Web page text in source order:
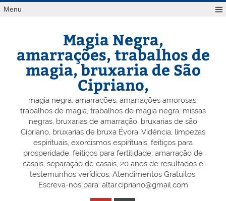
Skip
toMenu
Magia Negra,
amarrações, trabalhos de
magia, bruxaria de São
Cipriano,
magia negra, amarrações, amarrações amorosas,
trabalhos de magia, trabalhos de magia negra, missas
negras, bruxarias de amarração, bruxarias de são
Cipriano, bruxarias de bruxa Évora, Vidência, limpezas
espirituais, exorcismos espirituais, feitiços para
prosperidade, feitiços para fertilidade, amarração de
casais, separação de casais, 20 anos de resultados e
testemunhos verídicos, Atendimentos Gratuitos.
Escreva-nos para: altar.cipriano@gmail.com